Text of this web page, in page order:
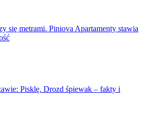
się metrami. Piniova Apartamenty stawia
Pisklę. Drozd śpiewak – fakty i